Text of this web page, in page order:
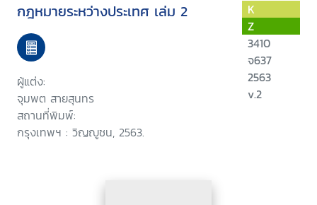
กฎหมายระหว่างประเทศ เล่ม 2
ผู้แต่ง:
จุมพต สายสุนทร
สถานที่พิมพ์:
กรุงเทพฯ : วิญญูชน, 2563.
K
Z
3410
จ637
2563
v.2